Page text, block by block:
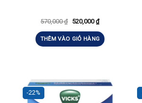
570,000₫ 520,000₫
THÊM VÀO GIỎ HÀNG
-22%